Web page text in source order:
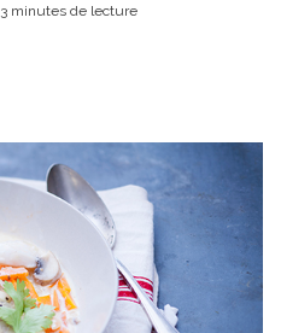
3 minutes de lecture